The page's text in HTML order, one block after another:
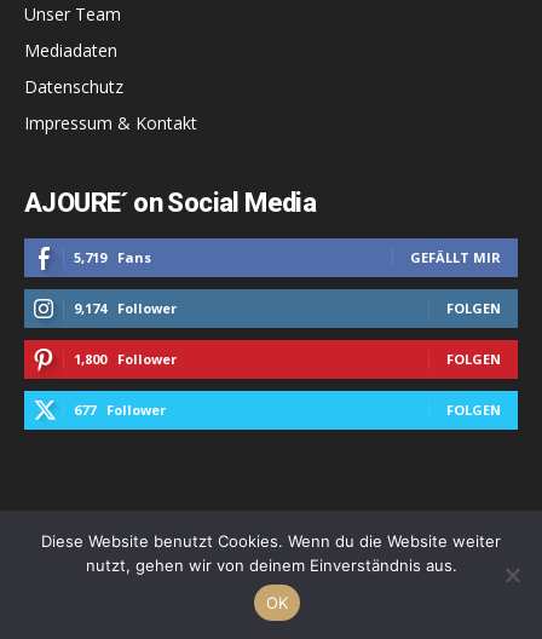
Unser Team
Mediadaten
Datenschutz
Impressum & Kontakt
AJOURE´ on Social Media
5,719 Fans GEFÄLLT MIR
9,174 Follower FOLGEN
1,800 Follower FOLGEN
677 Follower FOLGEN
Diese Website benutzt Cookies. Wenn du die Website weiter
nutzt, gehen wir von deinem Einverständnis aus.
OK